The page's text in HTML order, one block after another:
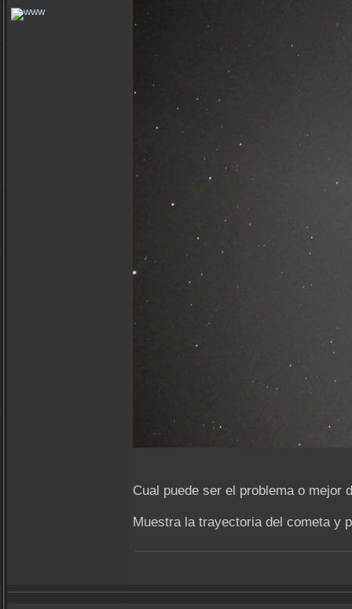
Cual puede ser el problema o mejor
Muestra la trayectoria del cometa y